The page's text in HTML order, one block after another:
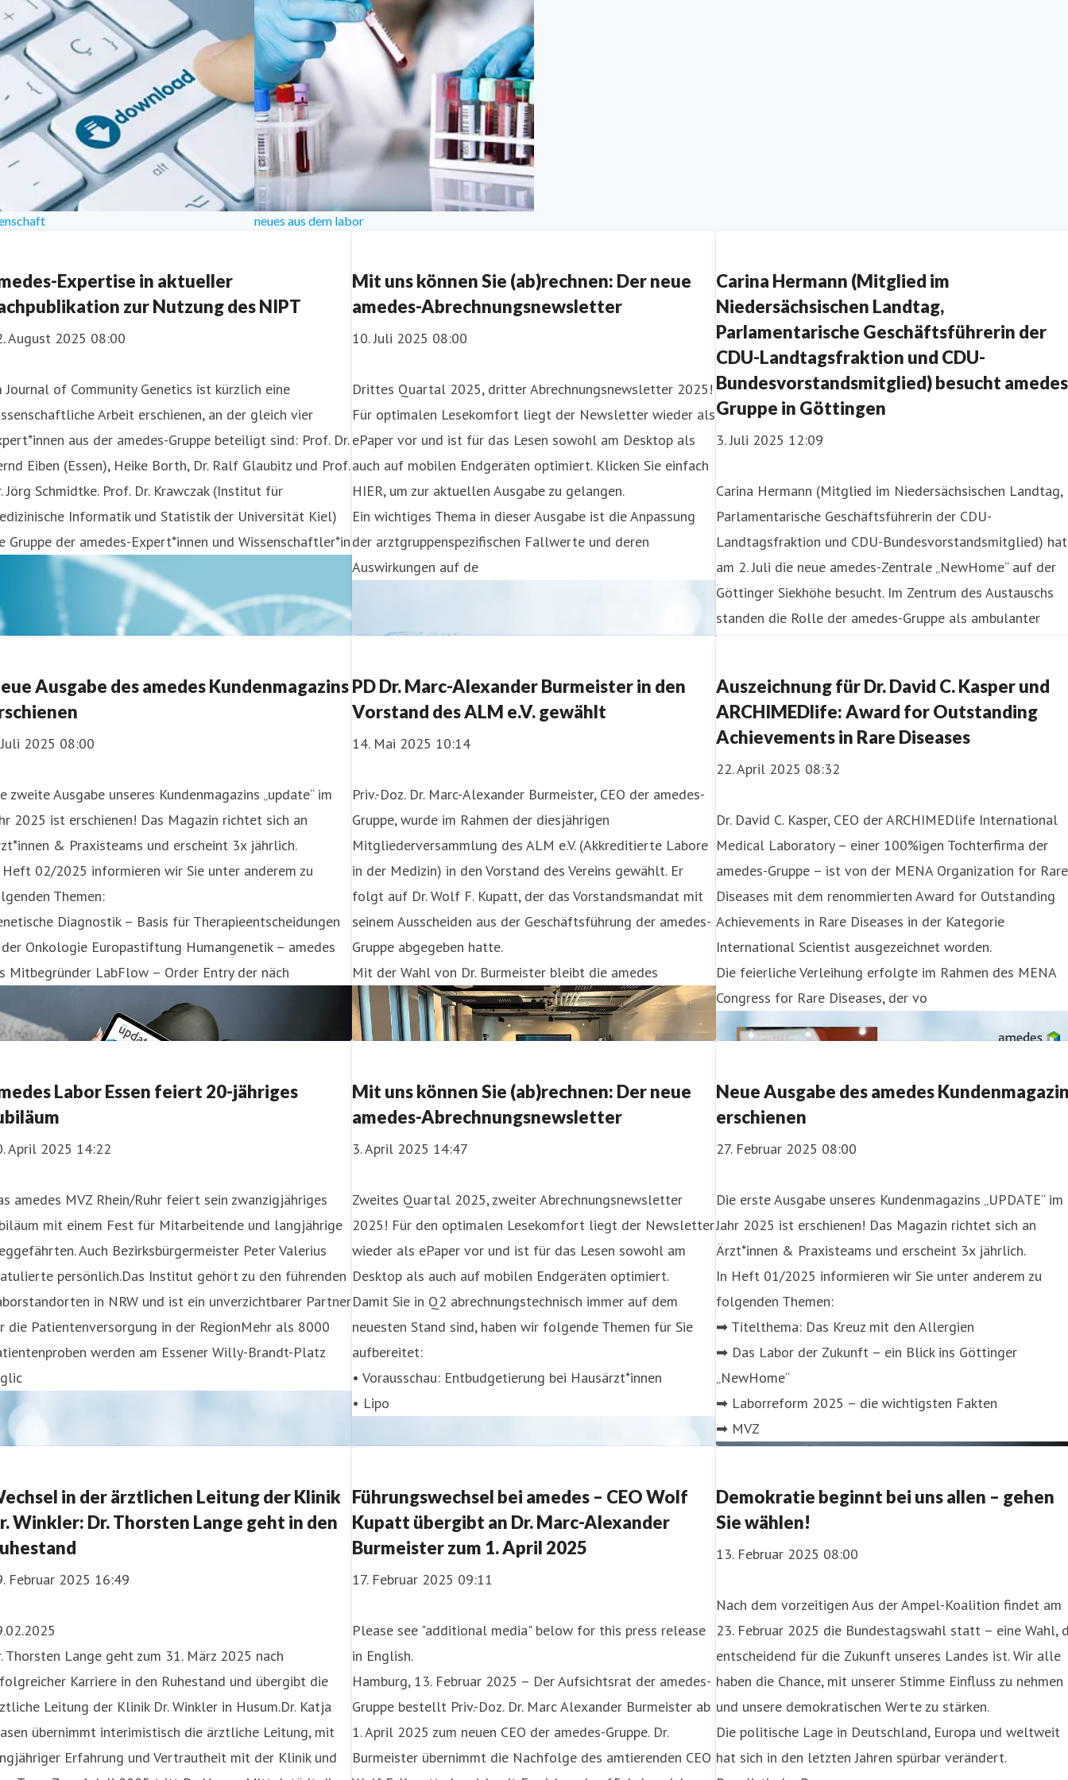
neues aus dem labor
Expertise in aktueller
zur Nutzung des NIPT
August 2025 08:00
Journal of Community Genetics ist kürzlich eine
Arbeit erschienen, an der gleich vier
aus der amedes-Gruppe beteiligt sind: Prof. Dr.
Eiben (Essen), Heike Borth, Dr. Ralf Glaubitz und Prof.
Jörg Schmidtke. Prof. Dr. Krawczak (Institut für
Informatik und Statistik der Universität Kiel)
Gruppe der amedes-Expert*innen und Wissenschaftler*in
Mit uns können Sie (ab)rechnen: Der neue
amedes-Abrechnungsnewsletter
10. Juli 2025 08:00
Drittes Quartal 2025, dritter Abrechnungsnewsletter 2025!
Für optimalen Lesekomfort liegt der Newsletter wieder als
ePaper vor und ist für das Lesen sowohl am Desktop als
auch auf mobilen Endgeräten optimiert. Klicken Sie einfach
HIER, um zur aktuellen Ausgabe zu gelangen.
Ein wichtiges Thema in dieser Ausgabe ist die Anpassung
der arztgruppenspezifischen Fallwerte und deren
Auswirkungen auf de
Carina Hermann (Mitglied im
Niedersächsischen Landtag,
Parlamentarische Geschäftsführerin der
CDU-Landtagsfraktion und CDU-
Bundesvorstandsmitglied) besucht
Gruppe in Göttingen
3. Juli 2025 12:09
Carina Hermann (Mitglied im Niedersächsischen Landtag,
Parlamentarische Geschäftsführerin der CDU-
Landtagsfraktion und CDU-Bundesvorstandsmitglied) hat
am 2. Juli die neue amedes-Zentrale „NewHome“ auf der
Göttinger Siekhöhe besucht. Im Zentrum des Austauschs
standen die Rolle der amedes-Gruppe als ambulanter
Gesundheitsversorger auf Universitätsniveau sowie als
Ausgabe des amedes Kundenmagazins
2025 08:00
zweite Ausgabe unseres Kundenmagazins „update“ im
2025 ist erschienen! Das Magazin richtet sich an
& Praxisteams und erscheint 3x jährlich.
02/2025 informieren wir Sie unter anderem zu
Themen:
Diagnostik – Basis für Therapieentscheidungen
Onkologie Europastiftung Humangenetik – amedes
Mitbegründer LabFlow – Order Entry der näch
PD Dr. Marc-Alexander Burmeister in den
Vorstand des ALM e.V. gewählt
14. Mai 2025 10:14
Priv.-Doz. Dr. Marc-Alexander Burmeister, CEO der amedes-
Gruppe, wurde im Rahmen der diesjährigen
Mitgliederversammlung des ALM e.V. (Akkreditierte Labore
in der Medizin) in den Vorstand des Vereins gewählt. Er
folgt auf Dr. Wolf F. Kupatt, der das Vorstandsmandat mit
seinem Ausscheiden aus der Geschäftsführung der amedes-
Gruppe abgegeben hatte.
Mit der Wahl von Dr. Burmeister bleibt die amedes
Auszeichnung für Dr. David C. Kasper und
ARCHIMEDlife: Award for Outstanding
Achievements in Rare Diseases
22. April 2025 08:32
Dr. David C. Kasper, CEO der ARCHIMEDlife International
Medical Laboratory – einer 100%igen Tochterfirma der
amedes-Gruppe – ist von der MENA Organization for Rare
Diseases mit dem renommierten Award for Outstanding
Achievements in Rare Diseases in der Kategorie
International Scientist ausgezeichnet worden.
Die feierliche Verleihung erfolgte im Rahmen des MENA
Congress for Rare Diseases, der vo
Labor Essen feiert 20-jähriges
April 2025 14:22
amedes MVZ Rhein/Ruhr feiert sein zwanzigjähriges
mit einem Fest für Mitarbeitende und langjährige
Auch Bezirksbürgermeister Peter Valerius
persönlich.Das Institut gehört zu den führenden
in NRW und ist ein unverzichtbarer Partner
die Patientenversorgung in der RegionMehr als 8000
werden am Essener Willy-Brandt-Platz
Mit uns können Sie (ab)rechnen: Der neue
amedes-Abrechnungsnewsletter
3. April 2025 14:47
Zweites Quartal 2025, zweiter Abrechnungsnewsletter
2025! Für den optimalen Lesekomfort liegt der Newsletter
wieder als ePaper vor und ist für das Lesen sowohl am
Desktop als auch auf mobilen Endgeräten optimiert.
Damit Sie in Q2 abrechnungstechnisch immer auf dem
neuesten Stand sind, haben wir folgende Themen für Sie
aufbereitet:
• Vorausschau: Entbudgetierung bei Hausärzt*innen
• Lipo
Neue Ausgabe des amedes
erschienen
27. Februar 2025 08:00
Die erste Ausgabe unseres Kundenmagazins „UPDATE“ im
Jahr 2025 ist erschienen! Das Magazin richtet sich an
Ärzt*innen & Praxisteams und erscheint 3x jährlich.
In Heft 01/2025 informieren wir Sie unter anderem zu
folgenden Themen:
➡ Titelthema: Das Kreuz mit den Allergien
➡ Das Labor der Zukunft – ein Blick ins Göttinger
„NewHome“
➡ Laborreform 2025 – die wichtigsten Fakten
➡ MVZ
in der ärztlichen Leitung der Klinik
Winkler: Dr. Thorsten Lange geht in den
Februar 2025 16:49
Thorsten Lange geht zum 31. März 2025 nach
Karriere in den Ruhestand und übergibt die
Leitung der Klinik Dr. Winkler in Husum.Dr. Katja
übernimmt interimistisch die ärztliche Leitung, mit
Erfahrung und Vertrautheit mit der Klinik und
Führungswechsel bei amedes – CEO Wolf
Kupatt übergibt an Dr. Marc-Alexander
Burmeister zum 1. April 2025
17. Februar 2025 09:11
Please see "additional media" below for this press release
in English.
Hamburg, 13. Februar 2025 – Der Aufsichtsrat der amedes-
Gruppe bestellt Priv.-Doz. Dr. Marc Alexander Burmeister ab
1. April 2025 zum neuen CEO der amedes-Gruppe. Dr.
Burmeister übernimmt die Nachfolge des amtierenden CEO
Demokratie beginnt bei uns allen – gehen
Sie wählen!
13. Februar 2025 08:00
Nach dem vorzeitigen Aus der Ampel-Koalition findet am
23. Februar 2025 die Bundestagswahl statt – eine Wahl,
entscheidend für die Zukunft unseres Landes ist. Wir alle
haben die Chance, mit unserer Stimme Einfluss zu nehmen
und unsere demokratischen Werte zu stärken.
Die politische Lage in Deutschland, Europa und weltweit
hat sich in den letzten Jahren spürbar verändert.